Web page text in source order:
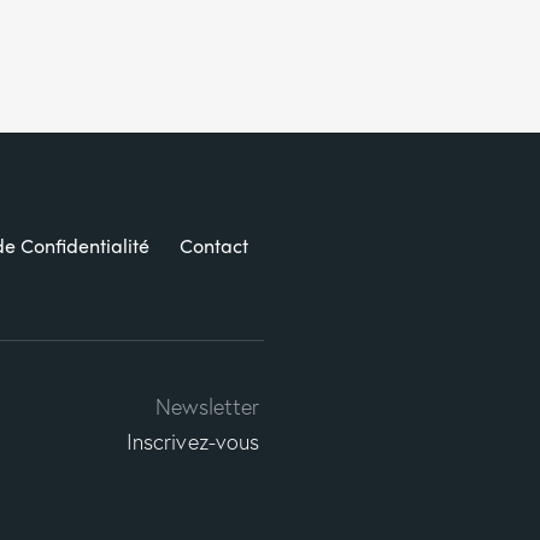
Confidentialité Contact
Newsletter
Inscrivez-vous